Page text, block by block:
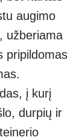
augimo
užberiama
pripildomas
į kurį
durpių ir